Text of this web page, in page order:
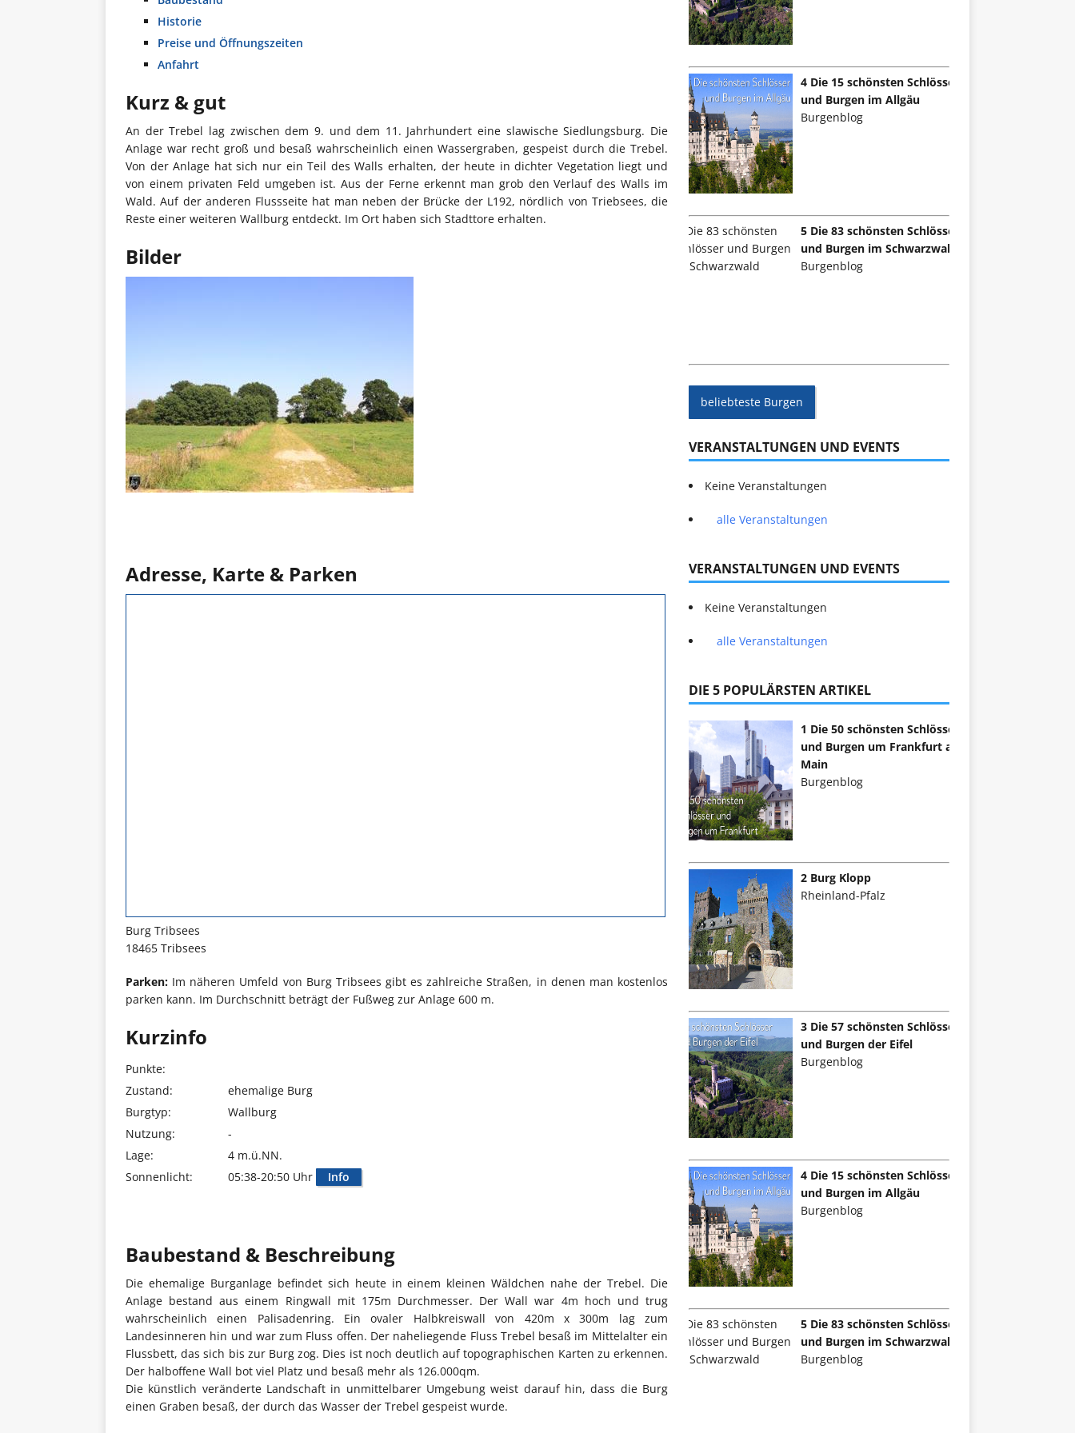
Historie
Preise und Öffnungszeiten
Anfahrt
Kurz & gut
An der Trebel lag zwischen dem 9. und dem 11. Jahrhundert eine slawische Siedlungsburg. Die
Anlage war recht groß und besaß wahrscheinlich einen Wassergraben, gespeist durch die Trebel.
Von der Anlage hat sich nur ein Teil des Walls erhalten, der heute in dichter Vegetation liegt und
von einem privaten Feld umgeben ist. Aus der Ferne erkennt man grob den Verlauf des Walls im
Wald. Auf der anderen Flussseite hat man neben der Brücke der L192, nördlich von Triebsees, die
Reste einer weiteren Wallburg entdeckt. Im Ort haben sich Stadttore erhalten.
Bilder
Adresse, Karte & Parken
Burg Tribsees
18465 Tribsees
Parken: Im näheren Umfeld von Burg Tribsees gibt es zahlreiche Straßen, in denen man kostenlos
parken kann. Im Durchschnitt beträgt der Fußweg zur Anlage 600 m.
Kurzinfo
Punkte:
Zustand:
ehemalige Burg
Burgtyp:
Wallburg
Nutzung:
-
Lage:
4 m.ü.NN.
Sonnenlicht:
05:38-20:50 Uhr Info
Baubestand & Beschreibung
Die ehemalige Burganlage befindet sich heute in einem kleinen Wäldchen nahe der Trebel. Die
Anlage bestand aus einem Ringwall mit 175m Durchmesser. Der Wall war 4m hoch und trug
wahrscheinlich einen Palisadenring. Ein ovaler Halbkreiswall von 420m x 300m lag zum
Landesinneren hin und war zum Fluss offen. Der naheliegende Fluss Trebel besaß im Mittelalter ein
Flussbett, das sich bis zur Burg zog. Dies ist noch deutlich auf topographischen Karten zu erkennen.
Der halboffene Wall bot viel Platz und besaß mehr als 126.000qm.
Die künstlich veränderte Landschaft in unmittelbarer Umgebung weist darauf hin, dass die Burg
einen Graben besaß, der durch das Wasser der Trebel gespeist wurde.
4 Die 15 schönsten Schlösser
und Burgen im Allgäu
Burgenblog
5 Die 83 schönsten Schlösser
und Burgen im Schwarzwald
Burgenblog
beliebteste Burgen
VERANSTALTUNGEN UND EVENTS
Keine Veranstaltungen
alle Veranstaltungen
VERANSTALTUNGEN UND EVENTS
Keine Veranstaltungen
alle Veranstaltungen
DIE 5 POPULÄRSTEN ARTIKEL
1 Die 50 schönsten Schlösser
und Burgen um Frankfurt am
Main
Burgenblog
2 Burg Klopp
Rheinland-Pfalz
3 Die 57 schönsten Schlösser
und Burgen der Eifel
Burgenblog
4 Die 15 schönsten Schlösser
und Burgen im Allgäu
Burgenblog
5 Die 83 schönsten Schlösser
und Burgen im Schwarzwald
Burgenblog